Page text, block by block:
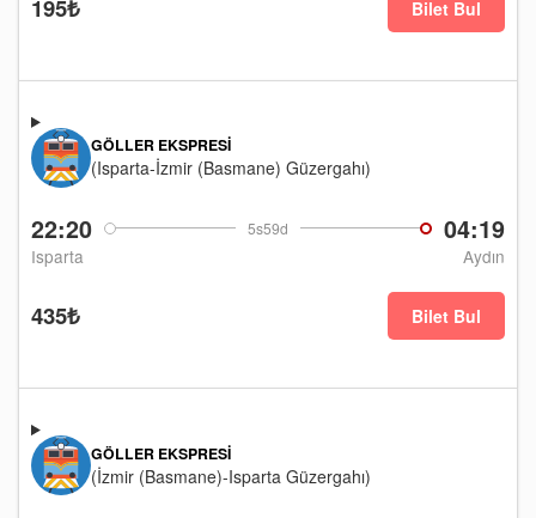
195₺ Bilet Bul
22:20 5s59d 04:19
Isparta Aydın
GÖLLER EKSPRESI
(Isparta-İzmir (Basmane) Güzergahı)
435₺ Bilet Bul
GÖLLER EKSPRESI
(İzmir (Basmane)-Isparta Güzergahı)